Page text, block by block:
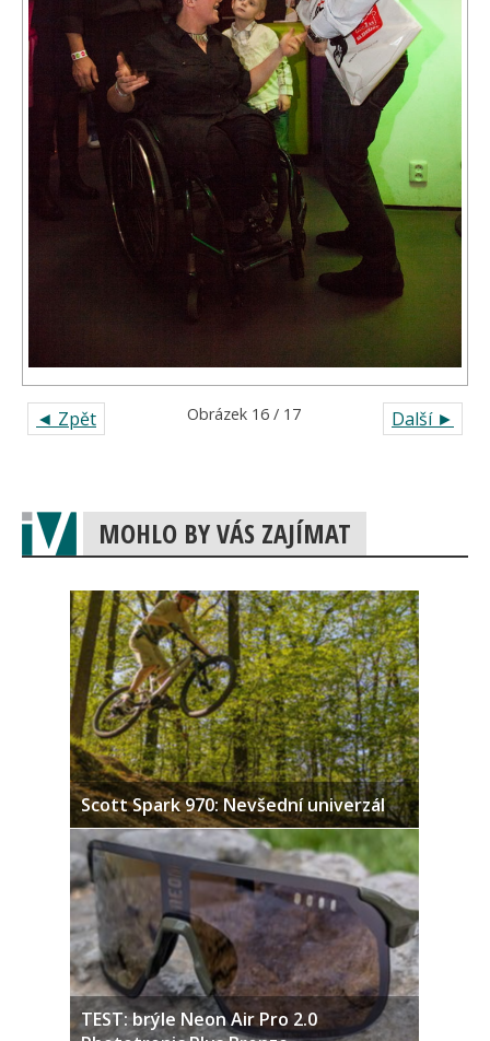
◄ Zpět Další ►
Obrázek 16 / 17
MOHLO BY VÁS ZAJÍMAT
Scott Spark 970: Nevšední univerzál
TEST: brýle Neon Air Pro 2.0